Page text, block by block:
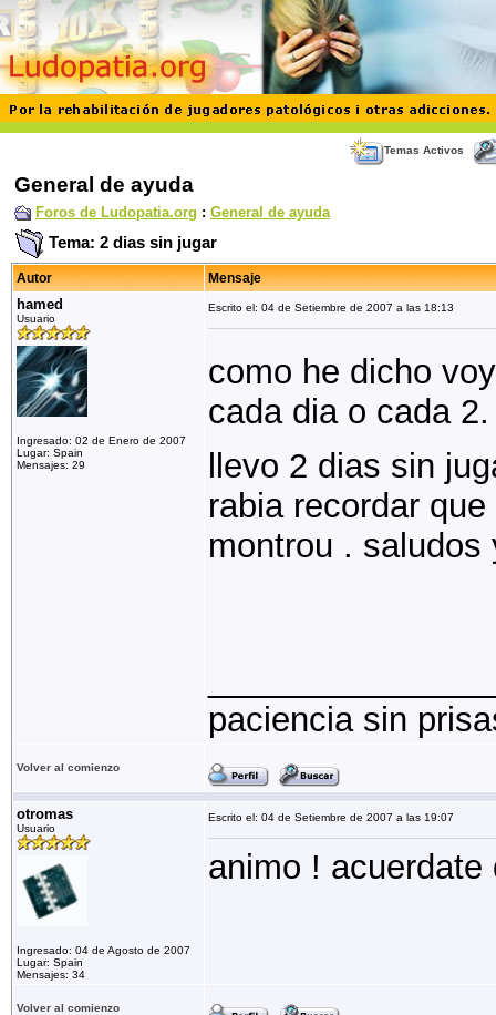
Temas Activos
General de ayuda
Foros de Ludopatia.org : General de ayuda
Tema: 2 dias sin jugar
Autor Mensaje
hamed
Usuario
Ingresado: 02 de Enero de 2007
Lugar: Spain
Mensajes: 29
Escrito el: 04 de Setiembre de 2007 a las 18:13
como he dicho
cada dia o cada 2.
llevo 2 dias sin
rabia recordar
montrou .
paciencia sin
Volver al comienzo
otromas
Usuario
Ingresado: 04 de Agosto de 2007
Lugar: Spain
Mensajes: 34
Escrito el: 04 de Setiembre de 2007 a las 19:07
animo !
Volver al comienzo